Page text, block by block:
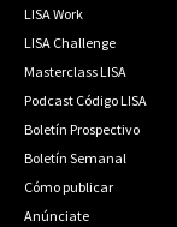
LISA Work
LISA Challenge
Masterclass LISA
Podcast Código LISA
Boletín Prospectivo
Boletín Semanal
Cómo publicar
Anúnciate